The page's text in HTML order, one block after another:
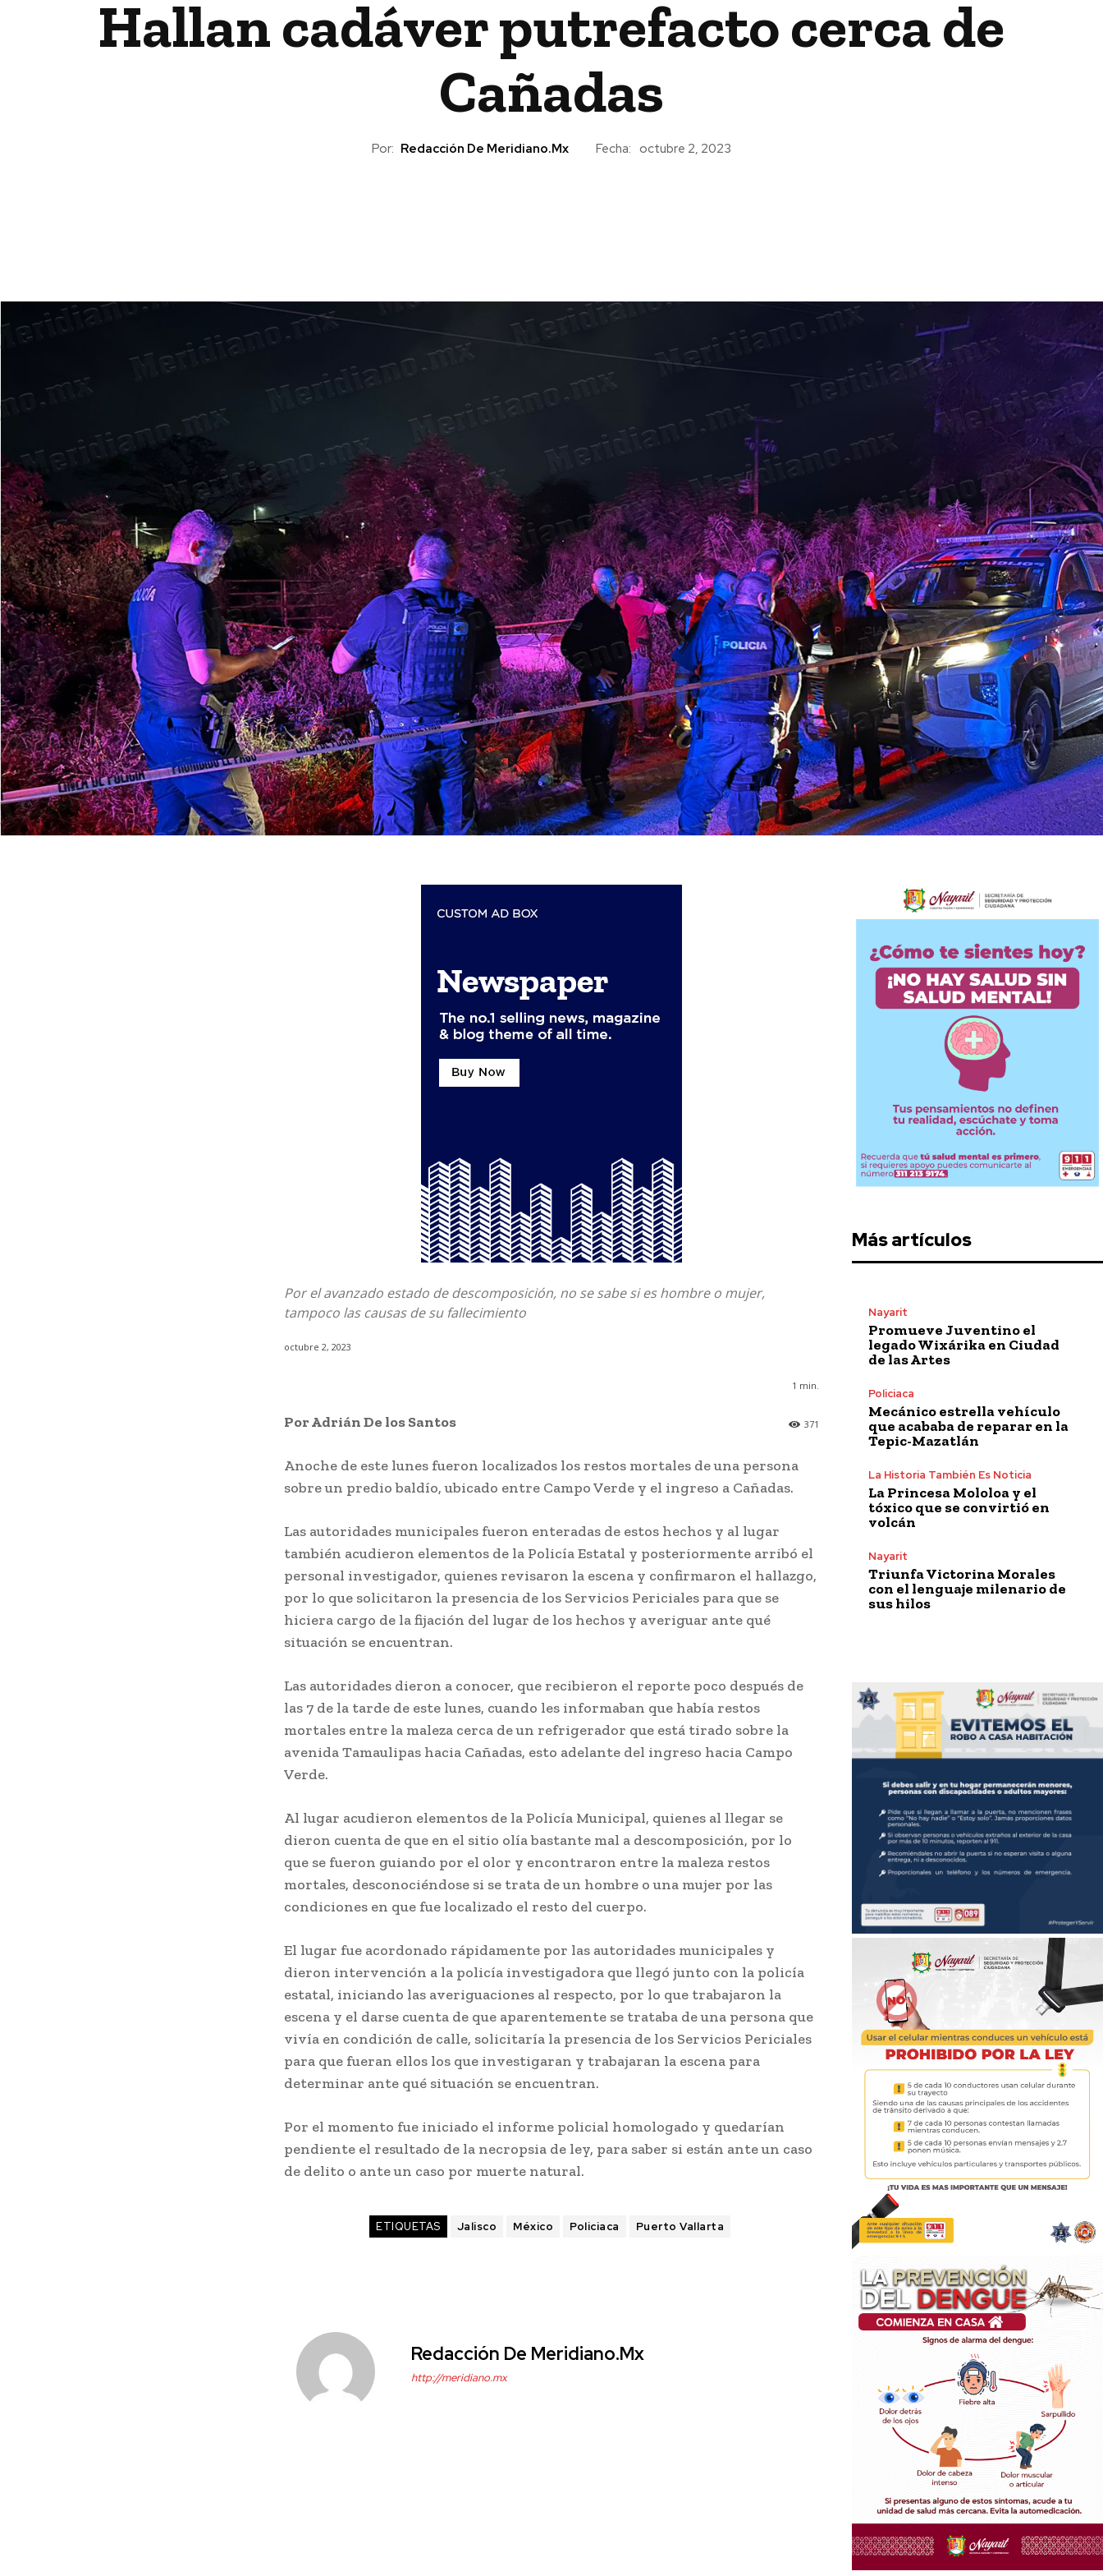
Hallan cadáver putrefacto cerca de
Cañadas
Por: Redacción De Meridiano.mx Fecha: octubre 2, 2023
Por el avanzado estado de descomposición, no se sabe si es hombre o mujer,
tampoco las causas de su fallecimiento
octubre 2, 2023
1 min.
371
Por Adrián De los Santos
Anoche de este lunes fueron localizados los restos mortales de una persona
sobre un predio baldío, ubicado entre Campo Verde y el ingreso a Cañadas.
Las autoridades municipales fueron enteradas de estos hechos y al lugar
también acudieron elementos de la Policía Estatal y posteriormente arribó el
personal investigador, quienes revisaron la escena y confirmaron el hallazgo,
por lo que solicitaron la presencia de los Servicios Periciales para que se
hiciera cargo de la fijación del lugar de los hechos y averiguar ante qué
situación se encuentran.
Las autoridades dieron a conocer, que recibieron el reporte poco después de
las 7 de la tarde de este lunes, cuando les informaban que había restos
mortales entre la maleza cerca de un refrigerador que está tirado sobre la
avenida Tamaulipas hacia Cañadas, esto adelante del ingreso hacia Campo
Verde.
Al lugar acudieron elementos de la Policía Municipal, quienes al llegar se
dieron cuenta de que en el sitio olía bastante mal a descomposición, por lo
que se fueron guiando por el olor y encontraron entre la maleza restos
mortales, desconociéndose si se trata de un hombre o una mujer por las
condiciones en que fue localizado el resto del cuerpo.
El lugar fue acordonado rápidamente por las autoridades municipales y
dieron intervención a la policía investigadora que llegó junto con la policía
estatal, iniciando las averiguaciones al respecto, por lo que trabajaron la
escena y el darse cuenta de que aparentemente se trataba de una persona que
vivía en condición de calle, solicitaría la presencia de los Servicios Periciales
para que fueran ellos los que investigaran y trabajaran la escena para
determinar ante qué situación se encuentran.
Por el momento fue iniciado el informe policial homologado y quedarían
pendiente el resultado de la necropsia de ley, para saber si están ante un caso
de delito o ante un caso por muerte natural.
ETIQUETAS Jalisco México Policiaca Puerto Vallarta
Redacción De Meridiano.mx
http://meridiano.mx
Más artículos
Nayarit
Promueve Juventino el
legado Wixárika en Ciudad
de las Artes
Policiaca
Mecánico estrella vehículo
que acababa de reparar en la
Tepic-Mazatlán
La Historia También Es Noticia
La Princesa Mololoa y el
tóxico que se convirtió en
volcán
Nayarit
Triunfa Victorina Morales
con el lenguaje milenario de
sus hilos